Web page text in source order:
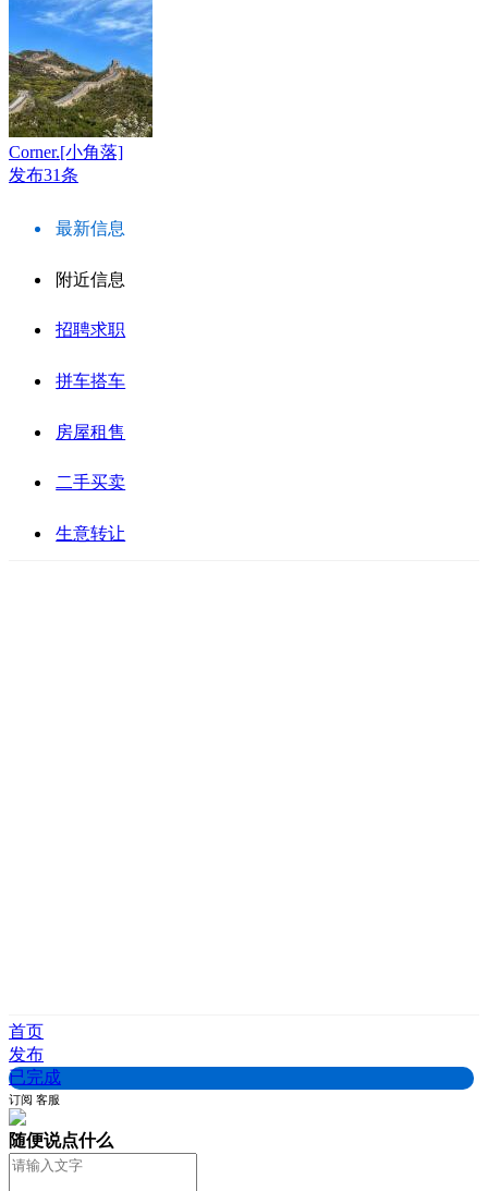
Corner.[小角落]
发布31条
最新信息
附近信息
招聘求职
拼车搭车
房屋租售
二手买卖
生意转让
首页
发布
已完成
订阅 客服
随便说点什么